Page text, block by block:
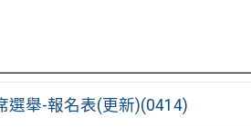
選舉-報名表(更新)(0414)